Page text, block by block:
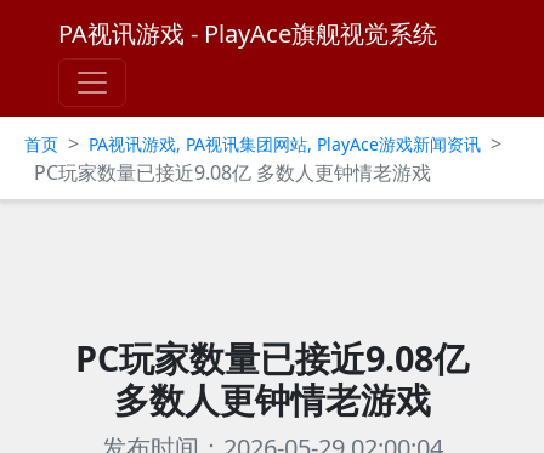
PA视讯游戏 - PlayAce旗舰视觉系统
首页 > PA视讯游戏, PA视讯集团网站, PlayAce游戏新闻资讯 >
PC玩家数量已接近9.08亿 多数人更钟情老游戏
PC玩家数量已接近9.08亿
多数人更钟情老游戏